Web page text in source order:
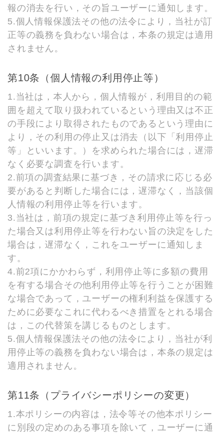
報の消去を行い，その旨ユーザーに通知します。
5.個人情報保護法その他の法令により，当社が訂
正等の義務を負わない場合は，本条の規定は適用
されません。
第10条（個人情報の利用停止等）
1.当社は，本人から，個人情報が，利用目的の範
囲を超えて取り扱われているという理由又は不正
の手段により取得されたものであるという理由に
より，その利用の停止又は消去（以下「利用停止
等」といいます。）を求められた場合には，遅滞
なく必要な調査を行います。
2.前項の調査結果に基づき，その請求に応じる必
要があると判断した場合には，遅滞なく，当該個
人情報の利用停止等を行います。
3.当社は，前項の規定に基づき利用停止等を行っ
た場合又は利用停止等を行わない旨の決定をした
場合は，遅滞なく，これをユーザーに通知しま
す。
4.前2項にかかわらず，利用停止等に多額の費用
を有する場合その他利用停止等を行うことが困難
な場合であって，ユーザーの権利利益を保護する
ために必要なこれに代わるべき措置をとれる場合
は，この代替策を講じるものとします。
5.個人情報保護法その他の法令により，当社が利
用停止等の義務を負わない場合は，本条の規定は
適用されません。
第11条（プライバシーポリシーの変更）
1.本ポリシーの内容は，法令等その他本ポリシー
に別段の定めのある事項を除いて，ユーザーに通